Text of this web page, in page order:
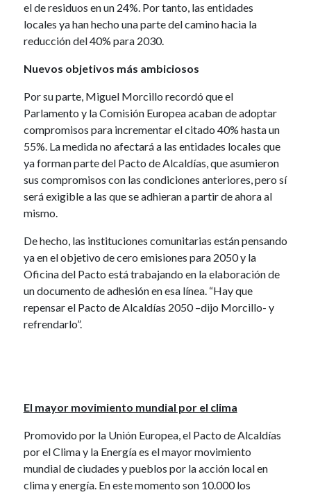
el de residuos en un 24%. Por tanto, las entidades
locales ya han hecho una parte del camino hacia la
reducción del 40% para 2030.
Nuevos objetivos más ambiciosos
Por su parte, Miguel Morcillo recordó que el
Parlamento y la Comisión Europea acaban de adoptar
compromisos para incrementar el citado 40% hasta un
55%. La medida no afectará a las entidades locales que
ya forman parte del Pacto de Alcaldías, que asumieron
sus compromisos con las condiciones anteriores, pero sí
será exigible a las que se adhieran a partir de ahora al
mismo.
De hecho, las instituciones comunitarias están pensando
ya en el objetivo de cero emisiones para 2050 y la
Oficina del Pacto está trabajando en la elaboración de
un documento de adhesión en esa línea. “Hay que
repensar el Pacto de Alcaldías 2050 –dijo Morcillo- y
refrendarlo”.
El mayor movimiento mundial por el clima
Promovido por la Unión Europea, el Pacto de Alcaldías
por el Clima y la Energía es el mayor movimiento
mundial de ciudades y pueblos por la acción local en
clima y energía. En este momento son 10.000 los